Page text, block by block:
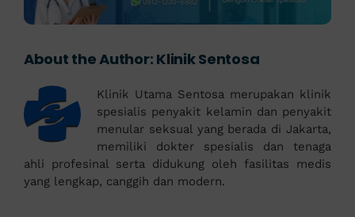
About the Author: Klinik Sentosa
Klinik Utama Sentosa merupakan klinik
spesialis penyakit kelamin dan penyakit
menular seksual yang berada di Jakarta,
memiliki dokter spesialis dan tenaga
ahli profesinal serta didukung oleh fasilitas medis
yang lengkap, canggih dan modern.